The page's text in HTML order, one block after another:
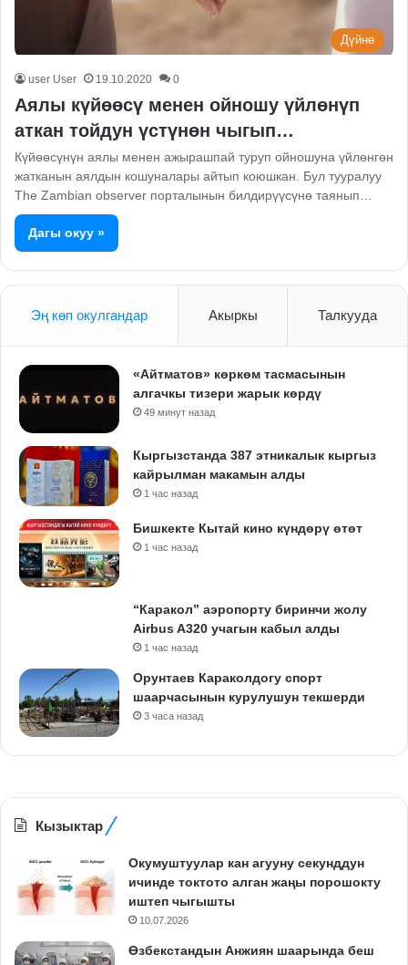
Дүйнө
user User 19.10.2020 0
Аялы күйөөсү менен ойношу үйлөнүп
аткан тойдун үстүнөн чыгып…
Күйөөсүнүн аялы менен ажырашпай туруп ойношуна үйлөнгөн
жатканын аялдын кошуналары айтып коюшкан. Бул тууралуу
The Zambian observer порталынын билдирүүсүнө таянып…
Дагы окуу »
Эң көп окулгандар Акыркы Талкууда
«Айтматов» көркөм тасмасынын
алгачкы тизери жарык көрдү
49 минут назад
Кыргызстанда 387 этникалык кыргыз
кайрылман макамын алды
1 час назад
Бишкекте Кытай кино күндөрү өтөт
1 час назад
“Каракол” аэропорту биринчи жолу
Airbus A320 учагын кабыл алды
1 час назад
Орунтаев Караколдогу спорт
шаарчасынын курулушун текшерди
3 часа назад
Кызыктар
Окумуштуулар кан агууну секунддун
ичинде токтото алган жаңы порошокту
иштеп чыгышты
10.07.2026
Өзбекстандын Анжиян шаарында беш